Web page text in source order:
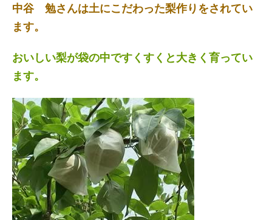
中谷 勉さんは土にこだわった梨作りをされてい
ます。
おいしい梨が袋の中ですくすくと大きく育ってい
ます。